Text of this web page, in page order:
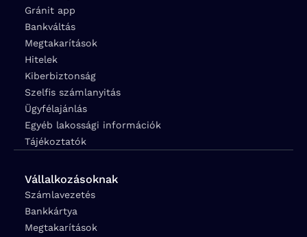
Gránit app
Bankváltás
Megtakarítások
Hitelek
Kiberbiztonság
Szelfis számlanyitás
Ügyfélajánlás
Egyéb lakossági információk
Tájékoztatók
Vállalkozásoknak
Számlavezetés
Bankkártya
Megtakarítások